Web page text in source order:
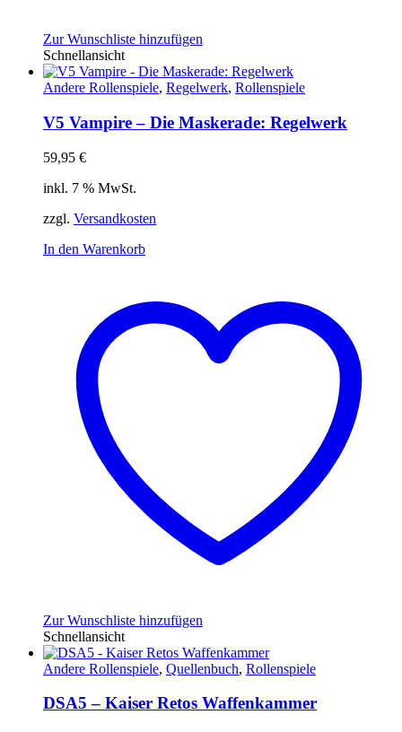
Zur Wunschliste hinzufügen
Schnellansicht
Andere Rollenspiele, Regelwerk, Rollenspiele
V5 Vampire – Die Maskerade: Regelwerk
59,95 €
inkl. 7 % MwSt.
zzgl. Versandkosten
In den Warenkorb
Zur Wunschliste hinzufügen
Schnellansicht
Andere Rollenspiele, Quellenbuch, Rollenspiele
DSA5 – Kaiser Retos Waffenkammer